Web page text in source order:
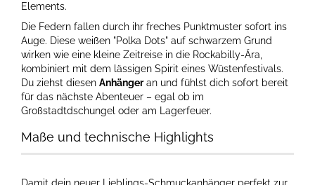
Elements.
Die Federn fallen durch ihr freches Punktmuster sofort ins
Auge. Diese weißen "Polka Dots" auf schwarzem Grund
wirken wie eine kleine Zeitreise in die Rockabilly-Ära,
kombiniert mit dem lässigen Spirit eines Wüstenfestivals.
Du ziehst diesen Anhängeran und fühlst dich sofort bereit
für das nächste Abenteuer – egal ob im
Großstadtdschungel oder am Lagerfeuer.
Maße und technische Highlights